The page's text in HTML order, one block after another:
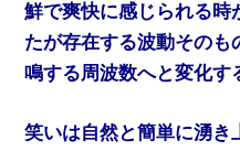
鮮で爽快に感じられる時
たが存在する波動そのも
鳴する周波数へと変化す
笑いは自然と簡単に湧